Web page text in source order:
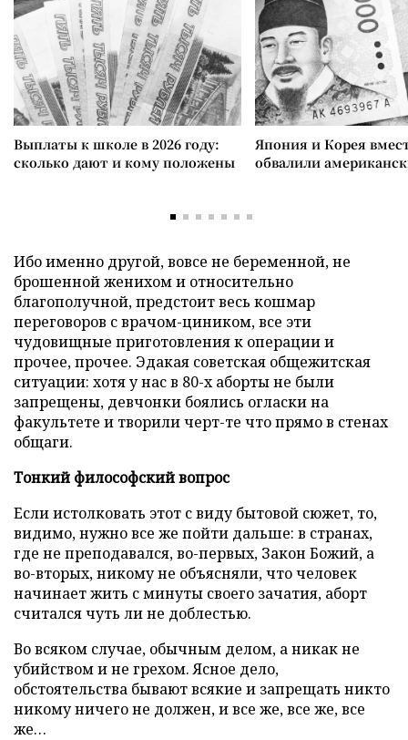
Выплаты к школе в 2026 году:
сколько дают и кому положены
Япония и Корея
обвалили
Ибо именно другой, вовсе не беременной, не
брошенной женихом и относительно
благополучной, предстоит весь кошмар
переговоров с врачом-циником, все эти
чудовищные приготовления к операции и
прочее, прочее. Эдакая советская общежитская
ситуации: хотя у нас в 80-х аборты не были
запрещены, девчонки боялись огласки на
факультете и творили черт-те что прямо в стенах
общаги.
Тонкий философский вопрос
Если истолковать этот с виду бытовой сюжет, то,
видимо, нужно все же пойти дальше: в странах,
где не преподавался, во-первых, Закон Божий, а
во-вторых, никому не объясняли, что человек
начинает жить с минуты своего зачатия, аборт
считался чуть ли не доблестью.
Во всяком случае, обычным делом, а никак не
убийством и не грехом. Ясное дело,
обстоятельства бывают всякие и запрещать никто
никому ничего не должен, и все же, все же, все
же…